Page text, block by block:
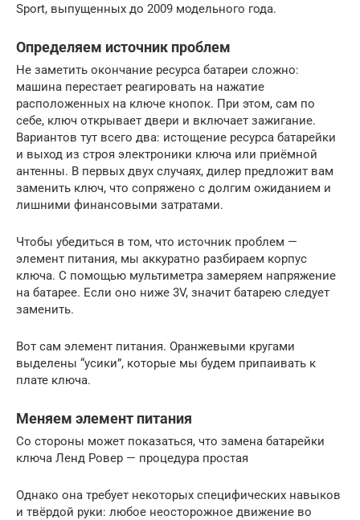
Sport, выпущенных до 2009 модельного года.
Определяем источник проблем
Не заметить окончание ресурса батареи сложно:
машина перестает реагировать на нажатие
расположенных на ключе кнопок. При этом, сам по
себе, ключ открывает двери и включает зажигание.
Вариантов тут всего два: истощение ресурса батарейки
и выход из строя электроники ключа или приёмной
антенны. В первых двух случаях, дилер предложит вам
заменить ключ, что сопряжено с долгим ожиданием и
лишними финансовыми затратами.
Чтобы убедиться в том, что источник проблем —
элемент питания, мы аккуратно разбираем корпус
ключа. С помощью мультиметра замеряем напряжение
на батарее. Если оно ниже 3V, значит батарею следует
заменить.
Вот сам элемент питания. Оранжевыми кругами
выделены “усики”, которые мы будем припаивать к
плате ключа.
Меняем элемент питания
Со стороны может показаться, что замена батарейки
ключа Ленд Ровер — процедура простая
Однако она требует некоторых специфических навыков
и твёрдой руки: любое неосторожное движение во